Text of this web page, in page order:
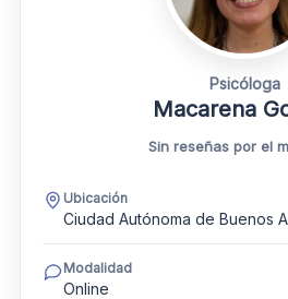
Psicóloga
Macarena
Sin reseñas por el
Ubicación
Ciudad Autónoma de Buenos
Modalidad
Online